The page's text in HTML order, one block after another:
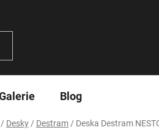
Blog
/ Desky / Destram / Deska Destram